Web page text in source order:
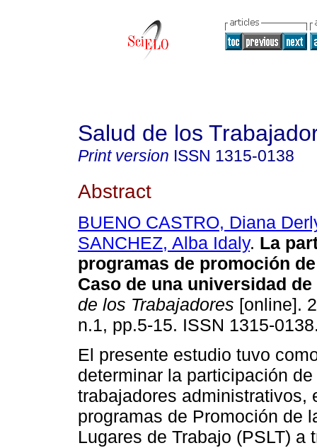
Salud de los
Print version ISSN 1315-0138
Abstract
BUENO CASTRO, Diana
SANCHEZ, Alba Idaly. La
programas de promoción
Caso de una universidad
de los Trabajadores [online].
n.1, pp.5-15. ISSN 1315-
El presente estudio tuvo
determinar la participación
trabajadores administrativos,
programas de Promoción de
Lugares de Trabajo (PSLT) a